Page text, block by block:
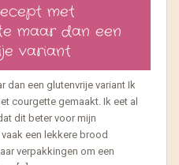
met
maar dan een
variant
dan een glutenvrije variant Ik
courgette gemaakt. Ik eet al
dit beter voor mijn
een lekkere brood
verpakkingen om een